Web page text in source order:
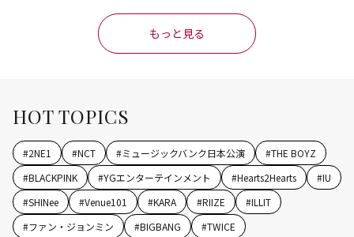
もっと見る
HOT TOPICS
#2NE1 #NCT #ミュージックバンク日本公演 #THE BOYZ
#BLACKPINK #YGエンターテインメント #Hearts2Hearts #IU
#SHINee #Venue101 #KARA #RIIZE #ILLIT
#ファン・ジョンミン #BIGBANG #TWICE